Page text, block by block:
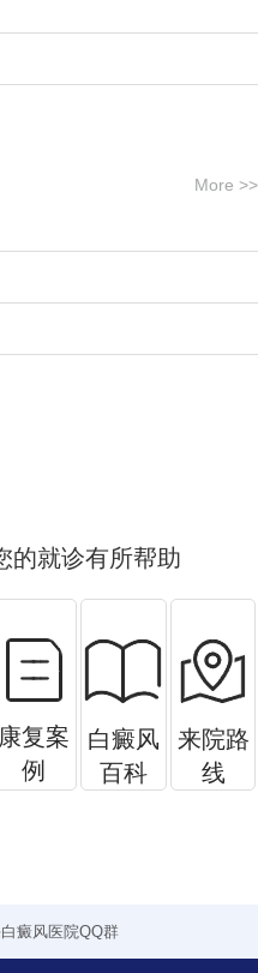
More >>
的就诊有所帮助
康复案
例
白癜风
百科
来院路
线
癜风医院QQ群